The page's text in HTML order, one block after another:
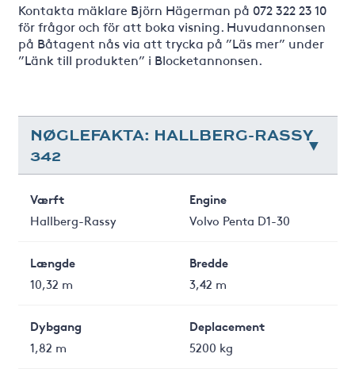
Kontakta mäklare Björn Hägerman på 072 322 23 10
för frågor och för att boka visning. Huvudannonsen
på Båtagent nås via att trycka på ”Läs mer” under
”Länk till produkten” i Blocketannonsen.
NØGLEFAKTA: HALLBERG-RASSY
342
Værft
Hallberg-Rassy
Engine
Volvo Penta D1-30
Længde
10,32 m
Bredde
3,42 m
Dybgang
1,82 m
Deplacement
5200 kg